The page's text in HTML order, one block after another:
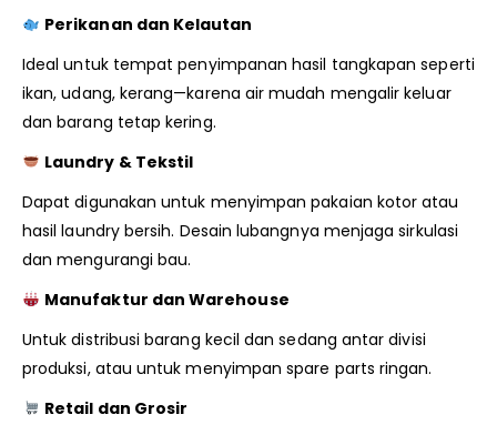
Perikanan dan Kelautan
Ideal untuk tempat penyimpanan hasil tangkapan seperti
ikan, udang, kerang—karena air mudah mengalir keluar
dan barang tetap kering.
Laundry & Tekstil
Dapat digunakan untuk menyimpan pakaian kotor atau
hasil laundry bersih. Desain lubangnya menjaga sirkulasi
dan mengurangi bau.
Manufaktur dan Warehouse
Untuk distribusi barang kecil dan sedang antar divisi
produksi, atau untuk menyimpan spare parts ringan.
Retail dan Grosir